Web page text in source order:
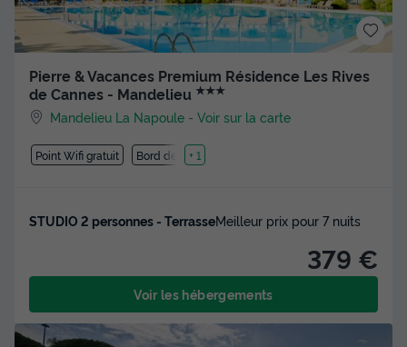
Pierre & Vacances Premium Résidence Les Rives
de Cannes - Mandelieu ★★★
Mandelieu La Napoule -Voir sur la carte
Point Wifi gratuit Bord de mer
+ 1
STUDIO 2 personnes - TerrasseMeilleur prix pour 7 nuits
379 €
Voir les hébergements